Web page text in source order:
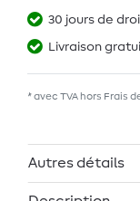
30 jours de
Livraison
* avec TVA hors Frais
Autres détails